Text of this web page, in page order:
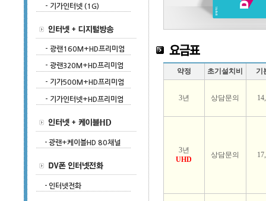
약정 초기설치비 기
3년 상담문의
3년
UHD
상담문의